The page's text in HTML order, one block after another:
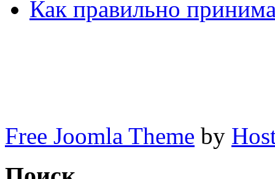
Как правильно
Free Joomla Theme by